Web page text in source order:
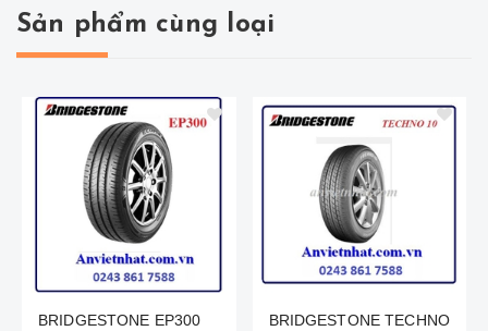
Sản phẩm cùng loại
BRIDGESTONE EP300
BRIDGESTONE TECHNO